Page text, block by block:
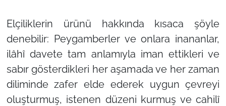
Elçiliklerin ürünü hakkında kısaca şöyle
denebilir: Peygamberler ve onlara inananlar,
ilâhî davete tam anlamıyla iman ettikleri ve
sabır gösterdikleri her aşamada ve her zaman
diliminde zafer elde ederek uygun çevreyi
oluşturmuş, istenen düzeni kurmuş ve cahilî